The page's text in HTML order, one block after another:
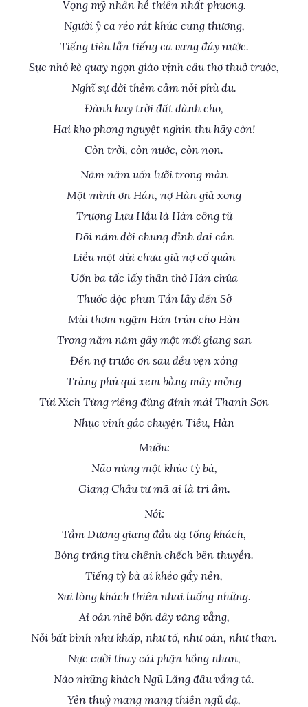
Vọng mỹ nhân hề thiên nhất phương.
Người ỷ ca réo rắt khúc cung thương,
Tiếng tiêu lẫn tiếng ca vang đáy nước.
Sực nhớ kẻ quay ngọn giáo vịnh câu thơ thuở trước,
Nghĩ sự đời thêm cảm nỗi phù du.
Đành hay trời đất dành cho,
Hai kho phong nguyệt nghìn thu hãy còn!
Còn trời, còn nước, còn non.
Năm năm uốn lưỡi trong màn
Một mình ơn Hán, nợ Hàn giả xong
Trương Lưu Hầu là Hàn công tử
Dõi năm đời chung đỉnh đai cân
Liều một dùi chưa giả nợ cố quân
Uốn ba tấc lấy thân thờ Hán chúa
Thuốc độc phun Tần lây đến Sở
Mùi thơm ngậm Hán trún cho Hàn
Trong năm năm gây một mối giang san
Đền nợ trước ơn sau đều vẹn xóng
Tràng phú quí xem bằng mây mỏng
Túi Xích Tùng riêng đủng đỉnh mái Thanh Sơn
Nhục vinh gác chuyện Tiêu, Hàn
Mưỡu:
Não nùng một khúc tỳ bà,
Giang Châu tư mã ai là tri âm.
Nói:
Tầm Dương giang đầu dạ tống khách,
Bóng trăng thu chênh chếch bên thuyền.
Tiếng tỳ bà ai khéo gẩy nên,
Xui lòng khách thiên nhai luống những.
Ai oán nhẽ bốn dây văng vẳng,
Nỗi bất bình như khấp, như tố, như oán, như than.
Nực cười thay cái phận hồng nhan,
Nào những khách Ngũ Lăng đâu vắng tá.
Yên thuỷ mang mang thiên ngũ dạ,